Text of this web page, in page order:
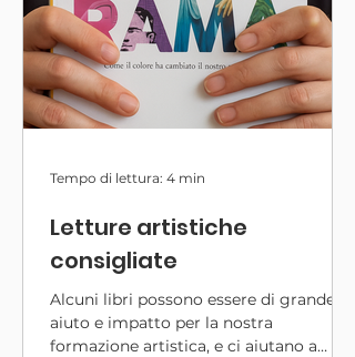
libera” direttamente da una foto.
Letture artistiche
consigliate
Alcuni libri possono essere di grande
aiuto e impatto per la nostra
formazione artistica, e ci aiutano a
Tempo di lettura: 4 min